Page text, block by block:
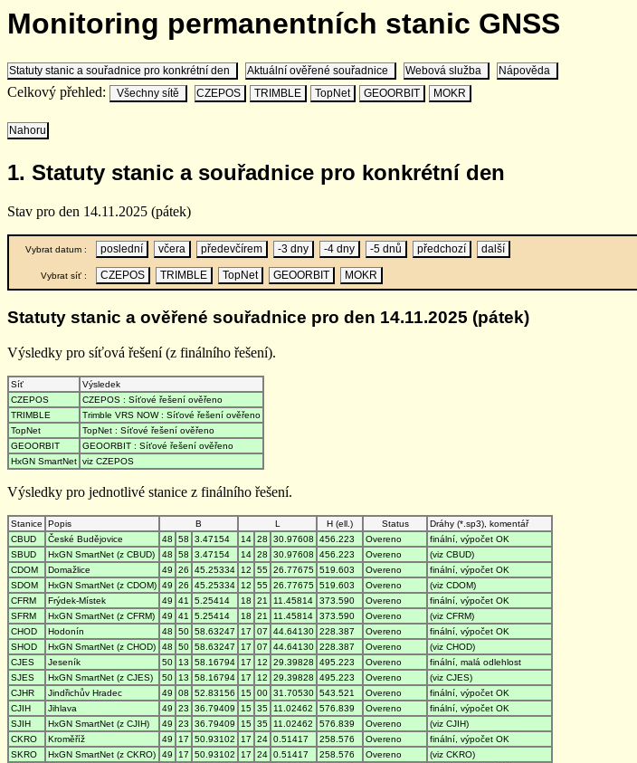
Monitoring permanentních stanic GNSS
Statuty stanic a souřadnice pro konkrétní den Aktuální ověřené souřadnice Webová služba Nápověda
Celkový přehled: Všechny sítě CZEPOS TRIMBLE TopNet GEOORBIT MOKR
Nahoru
1. Statuty stanic a souřadnice pro konkrétní den
Stav pro den 14.11.2025 (pátek)
Vybrat datum : poslední včera předevčírem -3 dny -4 dny -5 dnů předchozí další
Vybrat síť : CZEPOS TRIMBLE TopNet GEOORBIT MOKR
Statuty stanic a ověřené souřadnice pro den 14.11.2025 (pátek)
Výsledky pro síťová řešení (z finálního řešení).
Síť
Výsledek
CZEPOS
CZEPOS : Síťové řešení ověřeno
TRIMBLE
Trimble VRS NOW : Síťové řešení ověřeno
TopNet
TopNet : Síťové řešení ověřeno
GEOORBIT
GEOORBIT : Síťové řešení ověřeno
HxGN SmartNet viz CZEPOS
Výsledky pro jednotlivé stanice z finálního řešení.
Stanice Popis B L H (ell.) Status
Dráhy (*.sp3), komentář
CBUD
České Budějovice 48 58 3.47154 14 28 30.97608 456.223 Overeno
finální, výpočet OK
SBUD
HxGN SmartNet (z CBUD) 48 58 3.47154 14 28 30.97608 456.223 Overeno
(viz CBUD)
CDOM
Domažlice 49 26 45.25334 12 55 26.77675 519.603 Overeno
finální, výpočet OK
SDOM
HxGN SmartNet (z CDOM) 49 26 45.25334 12 55 26.77675 519.603 Overeno
(viz CDOM)
CFRM
Frýdek-Místek 49 41 5.25414 18 21 11.45814 373.590 Overeno
finální, výpočet OK
SFRM
HxGN SmartNet (z CFRM) 49 41 5.25414 18 21 11.45814 373.590 Overeno
(viz CFRM)
CHOD
Hodonín 48 50 58.63247 17 07 44.64130 228.387 Overeno
finální, výpočet OK
SHOD
HxGN SmartNet (z CHOD) 48 50 58.63247 17 07 44.64130 228.387 Overeno
(viz CHOD)
CJES
Jeseník 50 13 58.16794 17 12 29.39828 495.223 Overeno
finální, malá odlehlost
SJES
HxGN SmartNet (z CJES) 50 13 58.16794 17 12 29.39828 495.223 Overeno
(viz CJES)
CJHR
Jindřichův Hradec 49 08 52.83156 15 00 31.70530 543.521 Overeno
finální, výpočet OK
CJIH
Jihlava 49 23 36.79409 15 35 11.02462 576.839 Overeno
finální, výpočet OK
SJIH
HxGN SmartNet (z CJIH) 49 23 36.79409 15 35 11.02462 576.839 Overeno
(viz CJIH)
CKRO
Kroměříž 49 17 50.93102 17 24 0.51417 258.576 Overeno
finální, výpočet OK
SKRO
HxGN SmartNet (z CKRO) 49 17 50.93102 17 24 0.51417 258.576 Overeno
(viz CKRO)